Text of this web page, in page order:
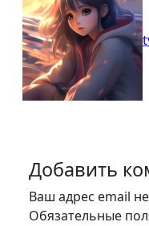
Добавить
Ваш адрес email
Обязательные